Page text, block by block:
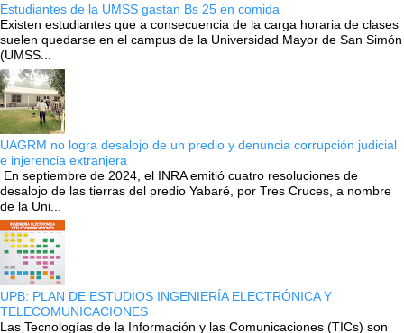
Estudiantes de la UMSS gastan Bs 25 en comida
Existen estudiantes que a consecuencia de la carga horaria de clases
suelen quedarse en el campus de la Universidad Mayor de San Simón
(UMSS...
UAGRM no logra desalojo de un predio y denuncia corrupción judicial
e injerencia extranjera
En septiembre de 2024, el INRA emitió cuatro resoluciones de
desalojo de las tierras del predio Yabaré, por Tres Cruces, a nombre
de la Uni...
UPB: PLAN DE ESTUDIOS INGENIERÍA ELECTRÓNICA Y
TELECOMUNICACIONES
Las Tecnologías de la Información y las Comunicaciones (TICs) son